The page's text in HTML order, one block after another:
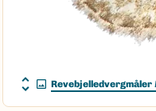
Revebjelledvergmåler